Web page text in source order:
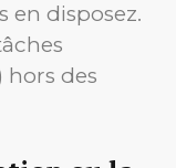
en disposez.
hors des